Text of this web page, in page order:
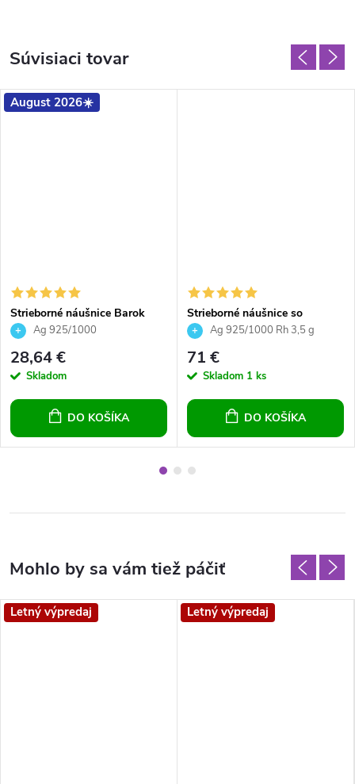
Súvisiaci tovar
August 2026☀️
Strieborné náušnice Barok
fialové Crystal Vitrail Medium
Ag 925/1000
28,64 €
Skladom
DO KOŠÍKA
Strieborné náušnice so
Swarovski Crystals obdĺžnik -
Ag 925/1000 Rh 3,5 g
71 €
Skladom 1 ks
DO KOŠÍKA
Letný výpredaj Letný výpredaj